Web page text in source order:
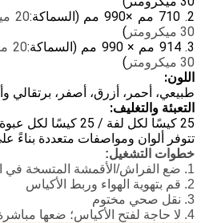
2. 710 مم ×
990 مم (السماكة:
30 ميكرومتر
)
3. 914 مم × 990 مم (السماكة:
30 ميكرومتر
)
اللون:
طبيعي، أحمر، أزرق، أصفر، برتقالي
التعبئة والتغليف:
25 كيسًا لكل لفة / 25 كيسًا لكل عبوة
تتوفر ألوان ومواصفات متعددة بناءً
خطوات التشغيل:
1. ضع الفراش/الأقمشة المتسخة في الأكياس
2. قم بتهوية الهواء وربط الأكياس
3. نقل صحي مختوم
4. لا حاجة لفتح الأكياس؛ ضعها مباشرة في الغسالة.